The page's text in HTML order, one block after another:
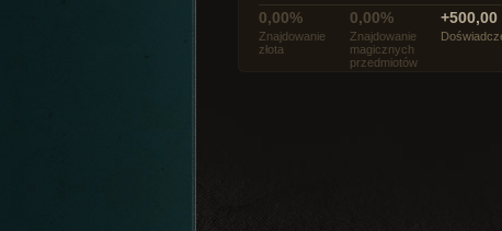
0,00%
Znajdowanie
złota
0,00%
Znajdowanie
magicznych
przedmiotów
+500,00